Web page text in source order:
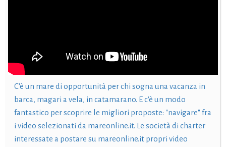
C'è un mare di opportunità per chi sogna una vacanza in
barca, magari a vela, in catamarano. E c'è un modo
fantastico per scoprire le migliori proposte: "navigare" fra
i video selezionati da mareonline.it. Le società di charter
interessate a postare su mareonline.it propri video